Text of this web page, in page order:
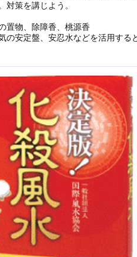
対策を講じよう。
置物、除障香、桃源香
の安定盤、安忍水などを活用する